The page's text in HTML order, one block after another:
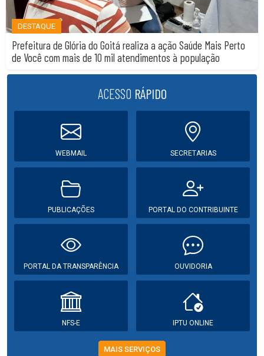
DESTAQUE
Prefeitura de Glória do Goitá realiza a ação Saúde Mais Perto
de Você com mais de 10 mil atendimentos à população
ACESSO RÁPIDO
WEBMAIL SECRETARIAS
PUBLICAÇÕES PORTAL DO CONTRIBUINTE
PORTAL DA TRANSPARÊNCIA OUVIDORIA
NFS-E IPTU ONLINE
MAIS SERVIÇOS